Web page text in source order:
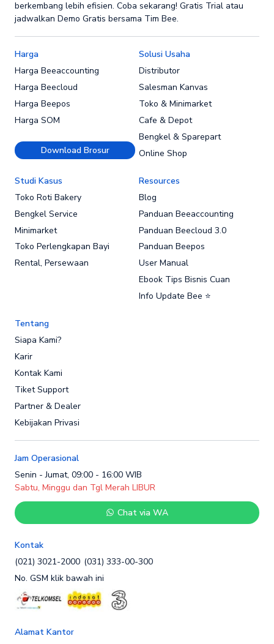
berkembang lebih efisien. Coba sekarang! Gratis Trial atau
jadwalkan Demo Gratis bersama Tim Bee.
Harga
Harga Beeaccounting
Harga Beecloud
Harga Beepos
Harga SOM
Download Brosur
Solusi Usaha
Distributor
Salesman Kanvas
Toko & Minimarket
Cafe & Depot
Bengkel & Sparepart
Online Shop
Studi Kasus
Toko Roti Bakery
Bengkel Service
Minimarket
Toko Perlengkapan Bayi
Rental, Persewaan
Resources
Blog
Panduan Beeaccounting
Panduan Beecloud 3.0
Panduan Beepos
User Manual
Ebook Tips Bisnis Cuan
Info Update Bee ⭐
Tentang
Siapa Kami?
Karir
Kontak Kami
Tiket Support
Partner & Dealer
Kebijakan Privasi
Jam Operasional
Senin - Jumat, 09:00 - 16:00 WIB
Sabtu, Minggu dan Tgl Merah LIBUR
Chat via WA
Kontak
(021) 3021-2000 (031) 333-00-300
No. GSM klik bawah ini
Alamat Kantor